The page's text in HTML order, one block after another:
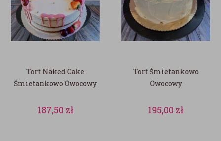
Tort Naked Cake
Śmietankowo Owocowy
187,50 zł
Tort Śmietankowo
Owocowy
195,00 zł